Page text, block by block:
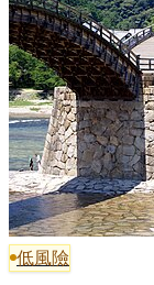
低風險